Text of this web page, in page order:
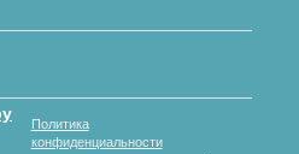
Политика
конфиденциальности